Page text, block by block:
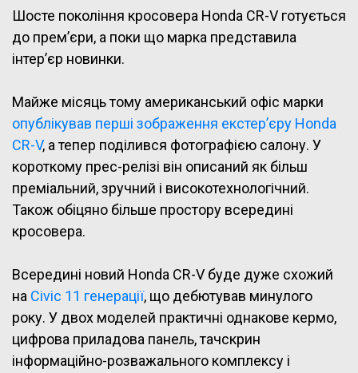
Шосте покоління кросовера Honda CR-V готується
до прем’єри, а поки що марка представила
інтер’єр новинки.
Майже місяць тому американський офіс марки
опублікував перші зображення екстер’єру Honda
CR-V, а тепер поділився фотографією салону. У
короткому прес-релізі він описаний як більш
преміальний, зручний і високотехнологічний.
Також обіцяно більше простору всередині
кросовера.
Всередині новий Honda CR-V буде дуже схожий
на Civic 11 генерації, що дебютував минулого
року. У двох моделей практичні однакове кермо,
цифрова приладова панель, тачскрин
інформаційно-розважального комплексу і